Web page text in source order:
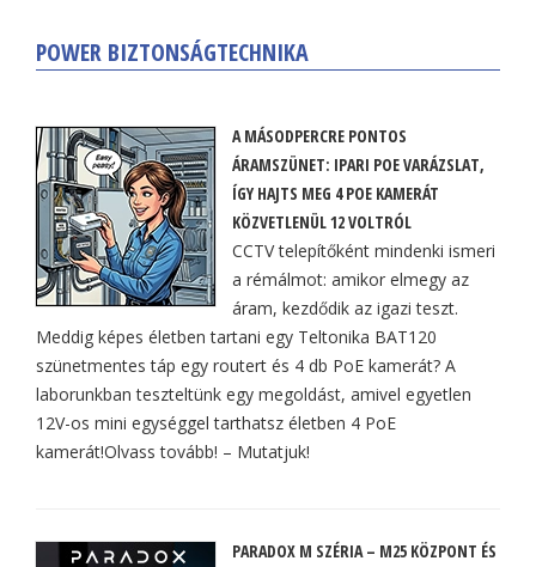
POWER BIZTONSÁGTECHNIKA
A MÁSODPERCRE PONTOS
ÁRAMSZÜNET: IPARI POE VARÁZSLAT,
ÍGY HAJTS MEG 4 POE KAMERÁT
KÖZVETLENÜL 12 VOLTRÓL
CCTV telepítőként mindenki ismeri
a rémálmot: amikor elmegy az
áram, kezdődik az igazi teszt.
Meddig képes életben tartani egy Teltonika BAT120
szünetmentes táp egy routert és 4 db PoE kamerát? A
laborunkban teszteltünk egy megoldást, amivel egyetlen
12V-os mini egységgel tarthatsz életben 4 PoE
kamerát!Olvass tovább! – Mutatjuk!
PARADOX M SZÉRIA – M25 KÖZPONT ÉS